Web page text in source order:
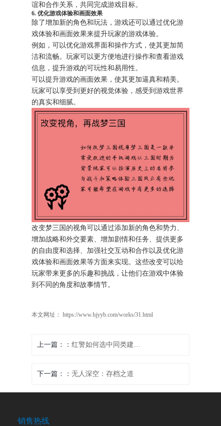
谊和合作关系，共同完成游戏目标。
6. 优化游戏体验和画面效果
除了增加新的角色和玩法，游戏还可以通过优化游
戏体验和画面效果来提升玩家的游戏体验。
例如，可以优化游戏界面和操作方式，使其更加简
洁和流畅。玩家可以更方便地进行操作和查看游戏
信息，提升游戏的可玩性和易用性。
可以提升游戏的画面效果，使其更加逼真和精美。
玩家可以享受到更好的视觉体验，感受到游戏世界
的真实和细腻。
改变梦三国的视角可以通过添加新的角色和势力、
增加战略和外交要素、增加剧情和任务、提供更多
的自由度和选择、加强社交互动和合作以及优化游
戏体验和画面效果等方面来实现。这些改变可以给
玩家带来更多的乐趣和挑战，让他们在游戏中体验
到不同的角度和故事情节。
本文网址： https://www.hjyyb.com/works/31.html
上一篇： 红警如何选中同类建筑并以其为中心
下一篇： 无人深空：存档之道
销售热线